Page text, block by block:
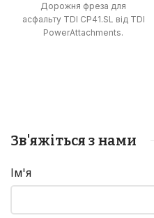
Дорожня фреза для
асфальту TDI CP41.SL від TDI
PowerAttachments.
Зв'яжіться з нами
Ім'я